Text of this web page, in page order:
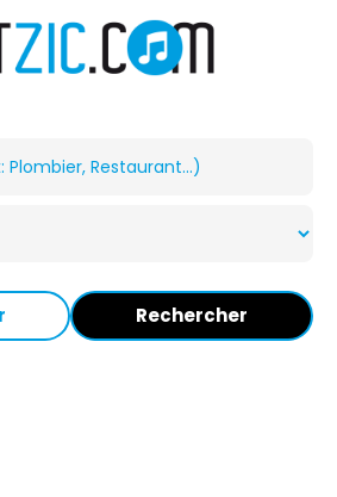
Rechercher